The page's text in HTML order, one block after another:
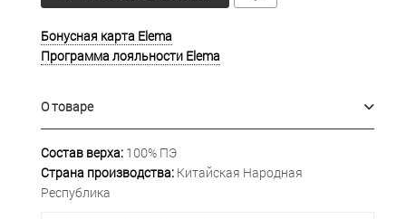
Бонусная карта Elema
Программа лояльности Elema
О товаре
Состав верха: 100% ПЭ
Страна производства: Китайская Народная
Республика